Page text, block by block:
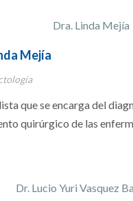
Mejía
que se encarga del
quirúrgico de las